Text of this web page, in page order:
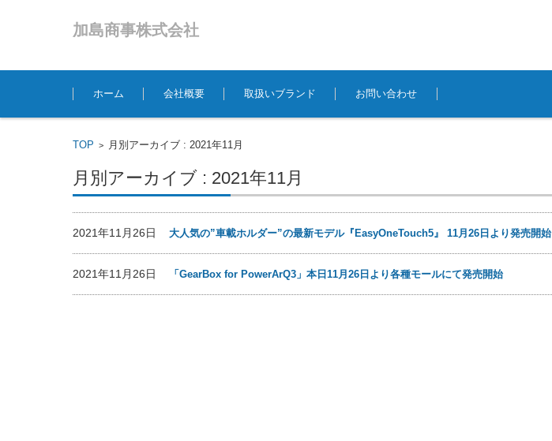
加島商事株式会社
コンテンツに移動
ホーム
会社概要 取扱いブランド お問い合わせ
TOP > 月別アーカイブ : 2021年11月
月別アーカイブ : 2021年11月
2021年11月26日 大人気の”車載ホルダー”の最新モデル『EasyOneTouch5』 11月26日より発売開始
2021年11月26日 「GearBox for PowerArQ3」本日11月26日より各種モールにて発売開始